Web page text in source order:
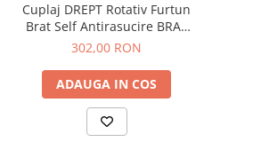
Cuplaj DREPT Rotativ Furtun
Brat Self Antirasucire BRAT
1/4 FURTUN 3/8
302,00 RON
ADAUGA IN COS